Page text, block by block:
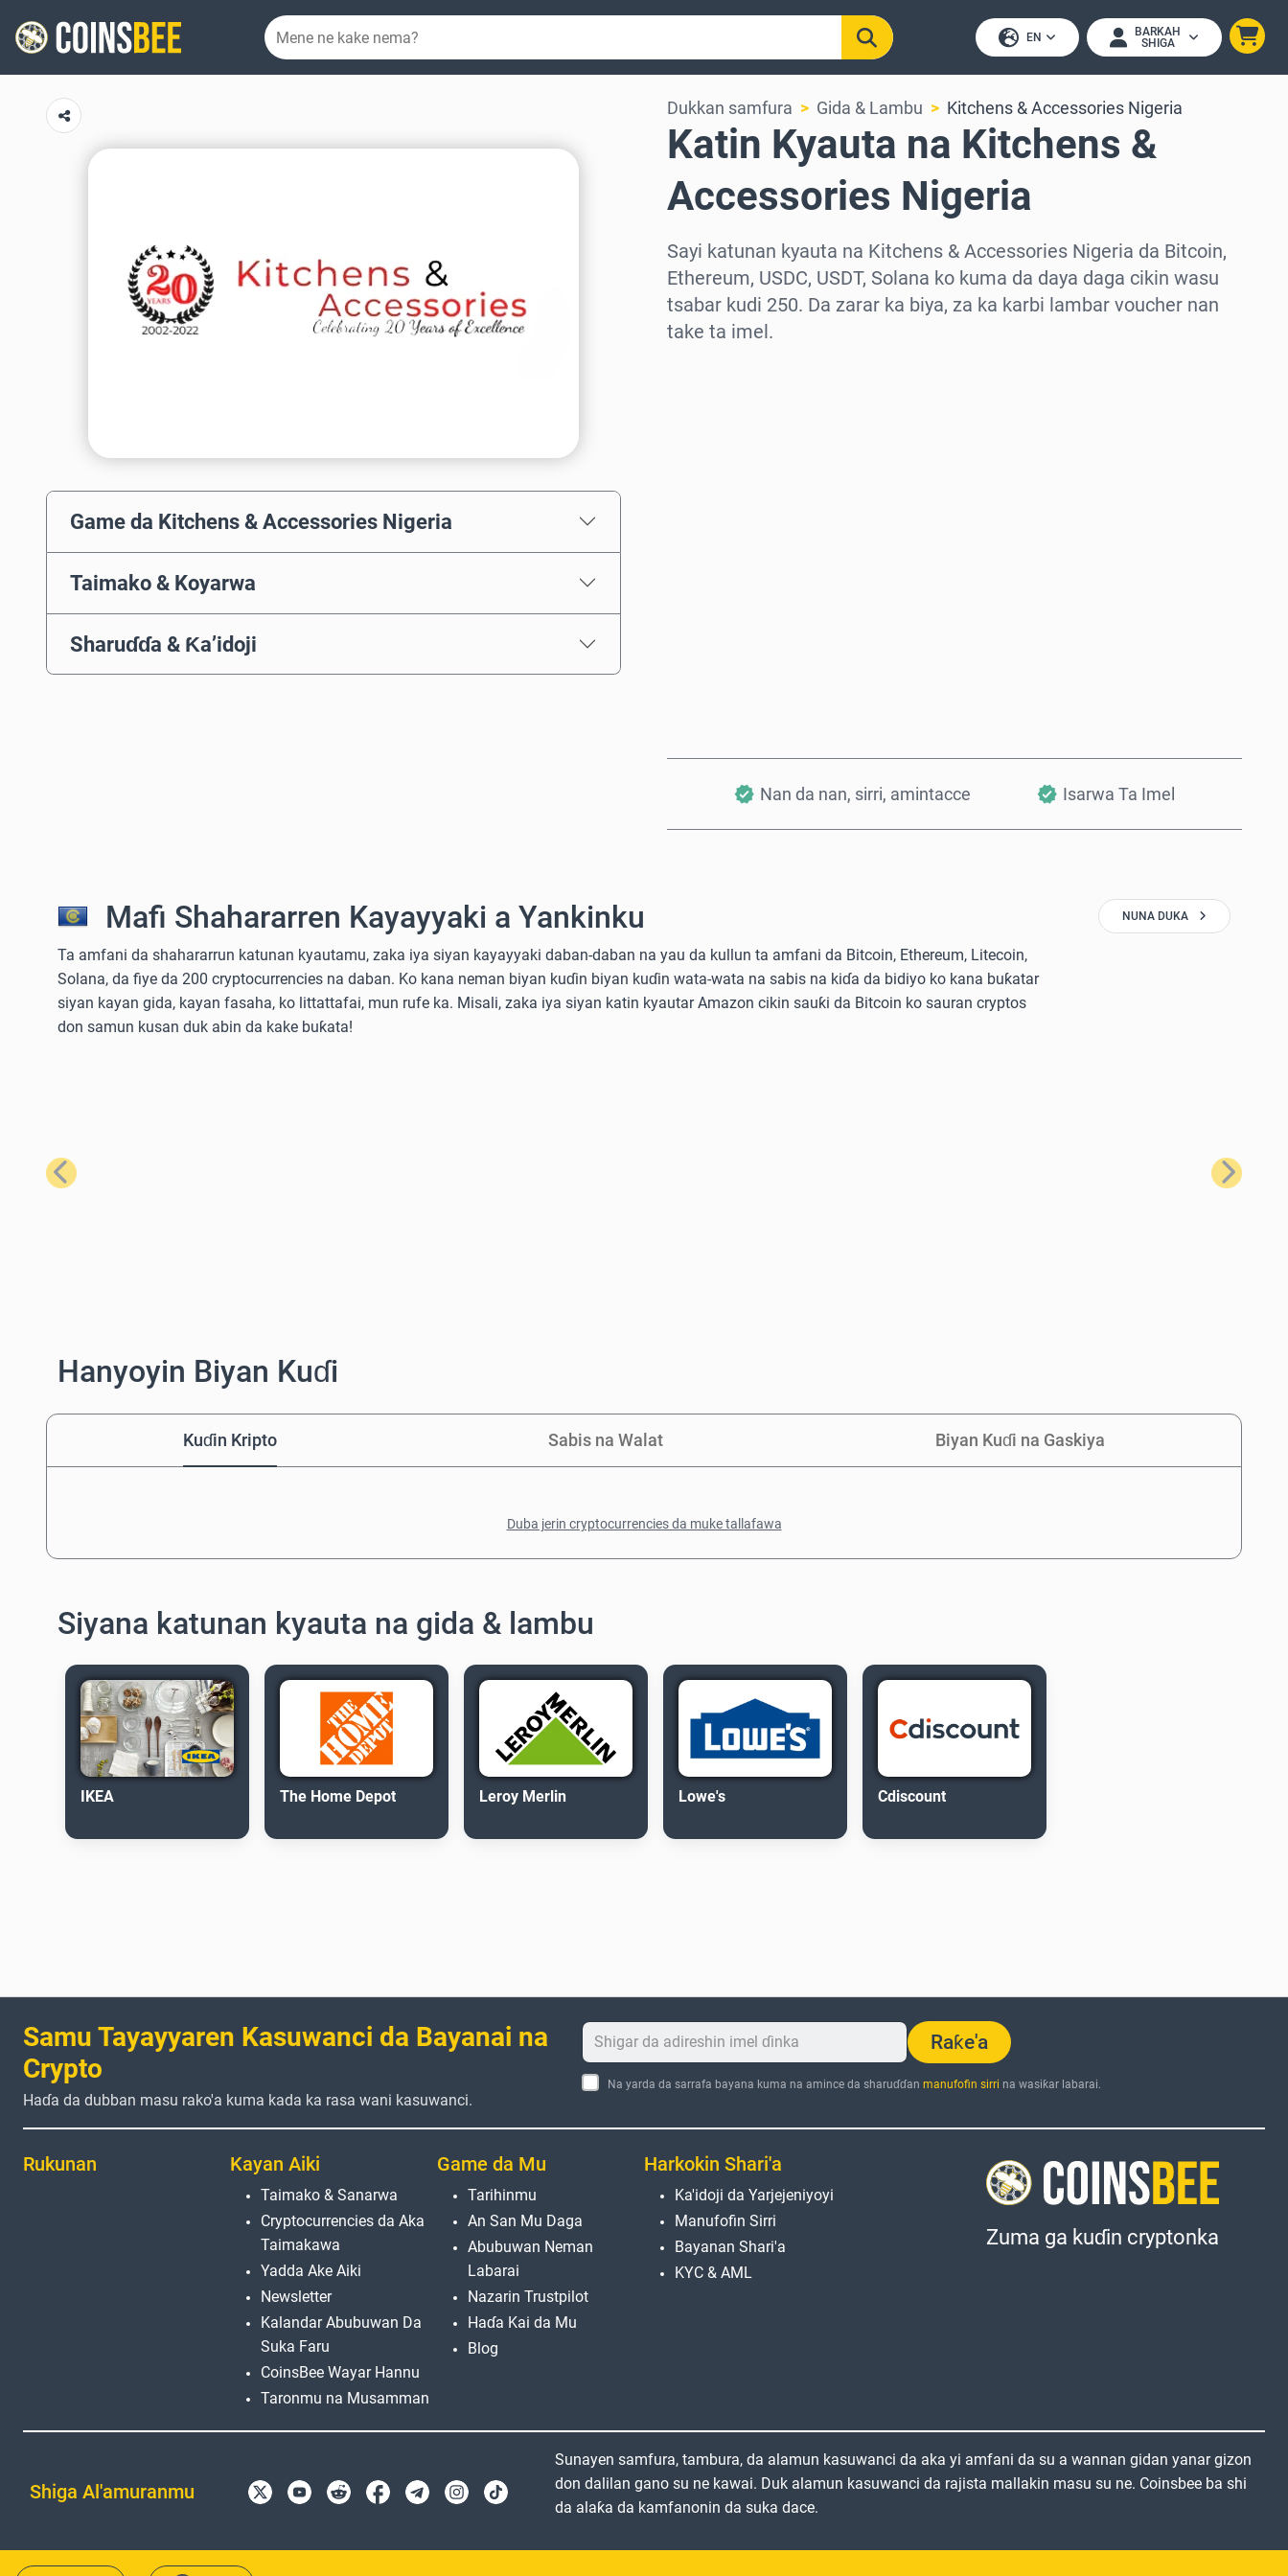
EN
BARKAH
SHIGA
Game da Kitchens & Accessories Nigeria
Taimako & Koyarwa
Sharuɗɗa & Ƙa’idoji
Dukkan samfura Gida & Lambu Kitchens & Accessories Nigeria
Katin Kyauta na Kitchens &
Accessories Nigeria
Sayi katunan kyauta na Kitchens & Accessories Nigeria da Bitcoin,
Ethereum, USDC, USDT, Solana ko kuma da daya daga cikin wasu
tsabar kudi 250. Da zarar ka biya, za ka karbi lambar voucher nan
take ta imel.
Nan da nan, sirri, amintacce Isarwa Ta Imel
Mafi Shahararren Kayayyaki a Yankinku
Ta amfani da shahararrun katunan kyautamu, zaka iya siyan kayayyaki daban-daban na yau da kullun ta amfani da Bitcoin, Ethereum, Litecoin,
Solana, da fiye da 200 cryptocurrencies na daban. Ko kana neman biyan kuɗin biyan kuɗin wata-wata na sabis na kiɗa da bidiyo ko kana buƙatar
siyan kayan gida, kayan fasaha, ko littattafai, mun rufe ka. Misali, zaka iya siyan katin kyautar Amazon cikin sauƙi da Bitcoin ko sauran cryptos
don samun kusan duk abin da kake buƙata!
NUNA DUKA
Na Baya Na Gaba
Hanyoyin Biyan Kuɗi
Kuɗin Kripto Sabis na Walat Biyan Kuɗi na Gaskiya
Duba jerin cryptocurrencies da muke tallafawa
Siyana katunan kyauta na gida & lambu
IKEA The Home Depot Leroy Merlin Lowe's Cdiscount
Samu Tayayyaren Kasuwanci da Bayanai na
Crypto
Haɗa da dubban masu rako'a kuma kada ka rasa wani kasuwanci.
Raƙe'a
Na yarda da sarrafa bayana kuma na amince da sharuɗɗan manufofin sirri na wasiƙar labarai.
Rukunan Kayan Aiki
Taimako & Sanarwa
Cryptocurrencies da Aka
Taimakawa
Yadda Ake Aiki
Newsletter
Kalandar Abubuwan Da
Suka Faru
CoinsBee Wayar Hannu
Taronmu na Musamman
Game da Mu
Tarihinmu
An San Mu Daga
Abubuwan Neman
Labarai
Nazarin Trustpilot
Haɗa Kai da Mu
Blog
Harkokin Shari'a
Ka'idoji da Yarjejeniyoyi
Manufofin Sirri
Bayanan Shari'a
KYC & AML
Zuma ga kuɗin cryptonka
Shiga Al'amuranmu
Sunayen samfura, tambura, da alamun kasuwanci da aka yi amfani da su a wannan gidan yanar gizon
don dalilan gano su ne kawai. Duk alamun kasuwanci da rajista mallakin masu su ne. Coinsbee ba shi
da alaƙa da kamfanonin da suka dace.